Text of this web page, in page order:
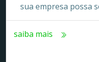
sua empresa possa
saiba mais